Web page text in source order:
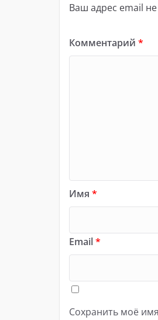
Ваш адрес email
Комментарий *
Имя *
Email*
Сохранить моё